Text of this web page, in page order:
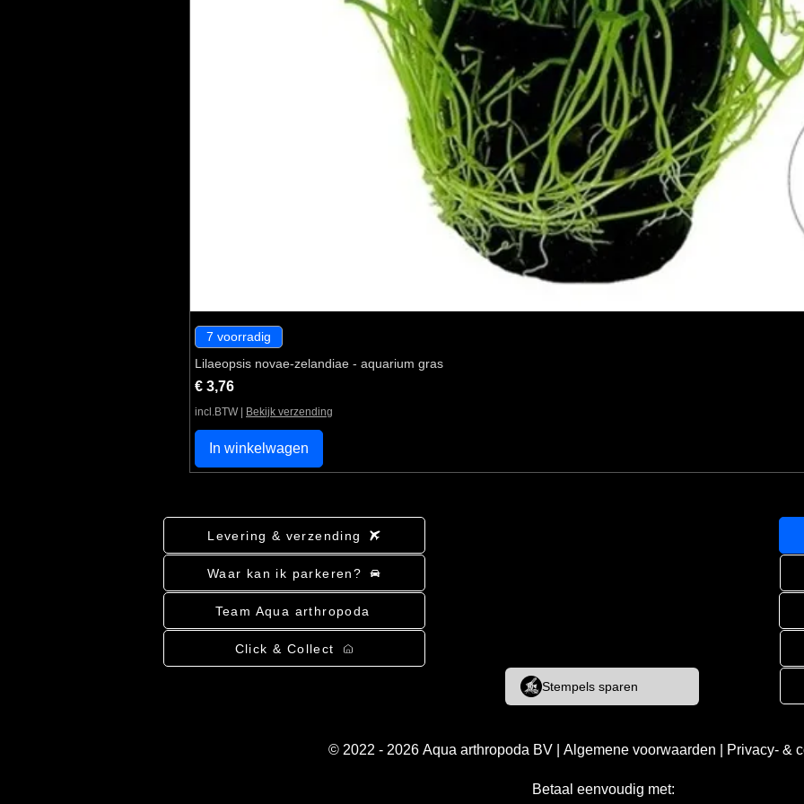
7 voorradig
Lilaeopsis novae-zelandiae - aquarium gras
Prijs
€ 3,76
incl.BTW Bekijk verzending
In winkelwagen
Levering & verzending
Waar kan ik parkeren?
Team Aqua arthropoda
Click & Collect
Stempels sparen
© 2022 - 2026 Aqua arthropoda BV Algemene voorwaarden Privacy- &
Betaal eenvoudig met: